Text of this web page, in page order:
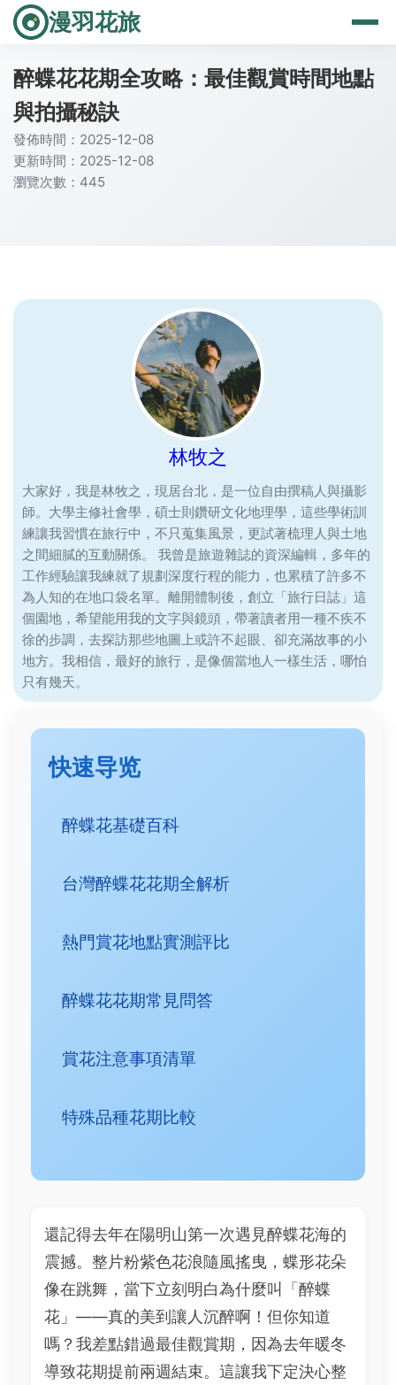
漫羽花旅
醉蝶花花期全攻略：最佳觀賞時間地點
與拍攝秘訣
發佈時間：2025-12-08
更新時間：2025-12-08
瀏覽次數：445
林牧之
大家好，我是林牧之，現居台北，是一位自由撰稿人與攝影
師。大學主修社會學，碩士則鑽研文化地理學，這些學術訓
練讓我習慣在旅行中，不只蒐集風景，更試著梳理人與土地
之間細膩的互動關係。 我曾是旅遊雜誌的資深編輯，多年的
工作經驗讓我練就了規劃深度行程的能力，也累積了許多不
為人知的在地口袋名單。離開體制後，創立「旅行日誌」這
個園地，希望能用我的文字與鏡頭，帶著讀者用一種不疾不
徐的步調，去探訪那些地圖上或許不起眼、卻充滿故事的小
地方。我相信，最好的旅行，是像個當地人一樣生活，哪怕
只有幾天。
快速导览
醉蝶花基礎百科
台灣醉蝶花花期全解析
熱門賞花地點實測評比
醉蝶花花期常見問答
賞花注意事項清單
特殊品種花期比較
還記得去年在陽明山第一次遇見醉蝶花海的
震撼。整片粉紫色花浪隨風搖曳，蝶形花朵
像在跳舞，當下立刻明白為什麼叫「醉蝶
花」——真的美到讓人沉醉啊！但你知道
嗎？我差點錯過最佳觀賞期，因為去年暖冬
導致花期提前兩週結束。這讓我下定決心整